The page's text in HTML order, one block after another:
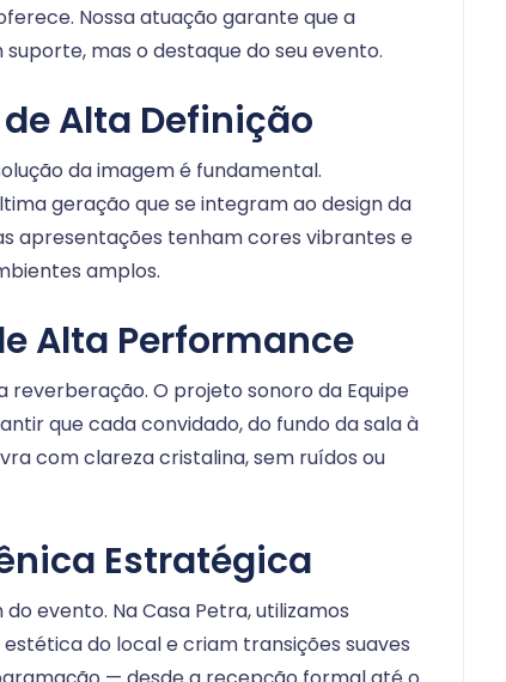
Nossa atuação garante que a
mas o destaque do seu evento.
de Alta Definição
da imagem é fundamental.
geração que se integram ao design da
apresentações tenham cores vibrantes e
amplos.
Alta Performance
reverberação. O projeto sonoro da Equipe
que cada convidado, do fundo da sala à
com clareza cristalina, sem ruídos ou
Estratégica
evento. Na Casa Petra, utilizamos
do local e criam transições suaves